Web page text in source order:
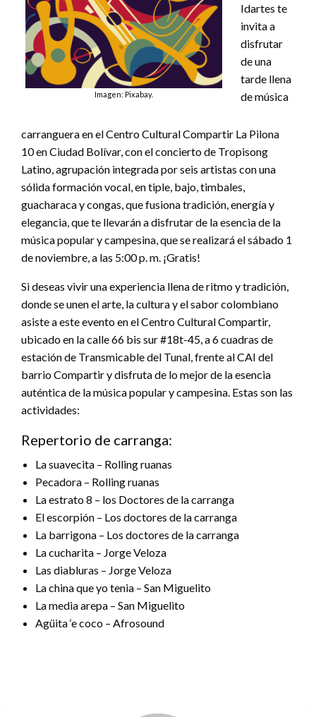
Imagen: Pixabay.
Idartes te
invita a
disfrutar
de una
tarde llena
de música
carranguera en el Centro Cultural Compartir La Pilona
10 en Ciudad Bolívar, con el concierto de Tropisong
Latino, agrupación integrada por seis artistas con una
sólida formación vocal, en tiple, bajo, timbales,
guacharaca y congas, que fusiona tradición, energía y
elegancia, que te llevarán a disfrutar de la esencia de la
música popular y campesina, que se realizará el sábado 1
de noviembre, a las 5:00 p. m. ¡Gratis!
Si deseas vivir una experiencia llena de ritmo y tradición,
donde se unen el arte, la cultura y el sabor colombiano
asiste a este evento en el Centro Cultural Compartir,
ubicado en la calle 66 bis sur #18t-45, a 6 cuadras de
estación de Transmicable del Tunal, frente al CAI del
barrio Compartir y disfruta de lo mejor de la esencia
auténtica de la música popular y campesina. Estas son las
actividades:
Repertorio de carranga:
La suavecita – Rolling ruanas
Pecadora – Rolling ruanas
La estrato 8 – los Doctores de la carranga
El escorpión – Los doctores de la carranga
La barrigona – Los doctores de la carranga
La cucharita – Jorge Veloza
Las diabluras – Jorge Veloza
La china que yo tenia – San Miguelito
La media arepa – San Miguelito
Agüita ‘e coco – Afrosound